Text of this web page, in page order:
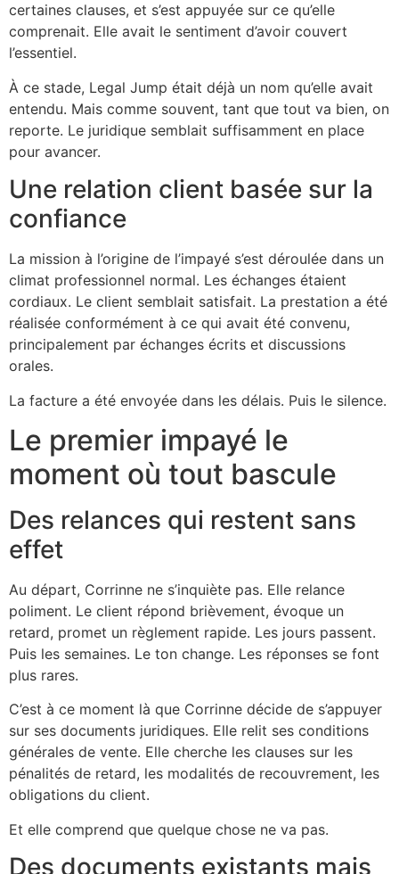
certaines clauses, et s’est appuyée sur ce qu’elle
comprenait. Elle avait le sentiment d’avoir couvert
l’essentiel.
À ce stade, Legal Jump était déjà un nom qu’elle avait
entendu. Mais comme souvent, tant que tout va bien, on
reporte. Le juridique semblait suffisamment en place
pour avancer.
Une relation client basée sur la
confiance
La mission à l’origine de l’impayé s’est déroulée dans un
climat professionnel normal. Les échanges étaient
cordiaux. Le client semblait satisfait. La prestation a été
réalisée conformément à ce qui avait été convenu,
principalement par échanges écrits et discussions
orales.
La facture a été envoyée dans les délais. Puis le silence.
Le premier impayé le
moment où tout bascule
Des relances qui restent sans
effet
Au départ, Corrinne ne s’inquiète pas. Elle relance
poliment. Le client répond brièvement, évoque un
retard, promet un règlement rapide. Les jours passent.
Puis les semaines. Le ton change. Les réponses se font
plus rares.
C’est à ce moment là que Corrinne décide de s’appuyer
sur ses documents juridiques. Elle relit ses conditions
générales de vente. Elle cherche les clauses sur les
pénalités de retard, les modalités de recouvrement, les
obligations du client.
Et elle comprend que quelque chose ne va pas.
Des documents existants mais